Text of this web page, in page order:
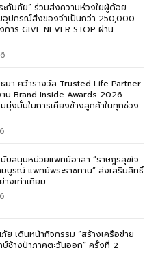
ะกันภัย” ร่วมส่งความห่วงใยผู้ด้อย
อุปกรณ์สิ่งของจำเป็นกว่า 250,000
การ GIVE NEVER STOP ผ่าน
ยา คว้ารางวัล Trusted Life Partner
าน Brand Inside Awards 2026
มุ่งมั่นในการเคียงข้างลูกค้าในทุกช่วง
บสนุนหน่วยแพทย์อาสา “ราษฎรสุขใจ
บูรณ์ แพทย์พระราชทาน” ส่งเสริมสิทธิ์
งเท่าเทียม
ภัย เดินหน้ากิจกรรม “สร้างเครือข่าย
ช้างป่าภาคตะวันออก” ครั้งที่ 2